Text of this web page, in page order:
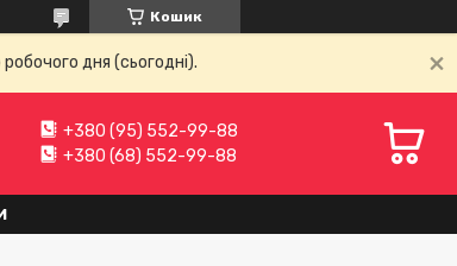
Кошик
дня (сьогодні).
+380 (95) 552-99-88
+380 (68) 552-99-88